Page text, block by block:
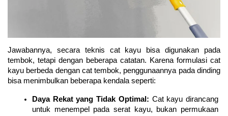
Jawabannya, secara teknis cat kayu bisa digunakan pada
tembok, tetapi dengan beberapa catatan. Karena formulasi cat
kayu berbeda dengan cat tembok, penggunaannya pada dinding
bisa menimbulkan beberapa kendala seperti:
Daya Rekat yang Tidak Optimal: Cat kayu dirancang
untuk menempel pada serat kayu, bukan permukaan